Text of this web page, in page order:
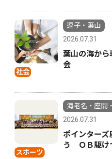
社会
逗子・葉山
2026.07.31
葉山の海か
会
スポーツ
海老名・座間
2026.07.31
ポインター
う ＯＢ駆け